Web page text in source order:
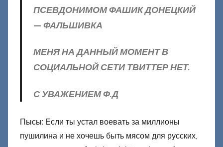
ПСЕВДОНИМОМ ФАШИК ДОНЕЦКИЙ
— ФАЛЬШИВКА
МЕНЯ НА ДАННЫЙ МОМЕНТ В
СОЦИАЛЬНОЙ СЕТИ ТВИТТЕР НЕТ.
С УВАЖЕНИЕМ Ф.Д
Пысы: Если ты устал воевать за миллионы
пушилина и не хочешь быть мясом для русских,